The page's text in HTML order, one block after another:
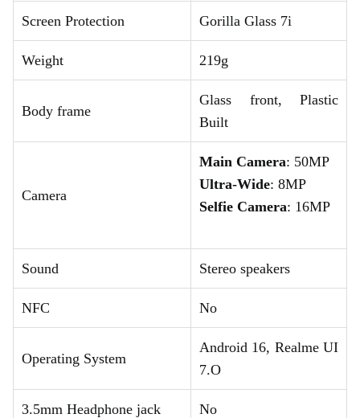
Screen Protection Gorilla Glass 7i
Weight 219g
Body frame
Glass front, Plastic
Built
Camera
Main Camera: 50MP
Ultra-Wide: 8MP
Selfie Camera: 16MP
Sound Stereo speakers
NFC No
Operating System
Android 16, Realme UI
7.O
3.5mm Headphone jack No